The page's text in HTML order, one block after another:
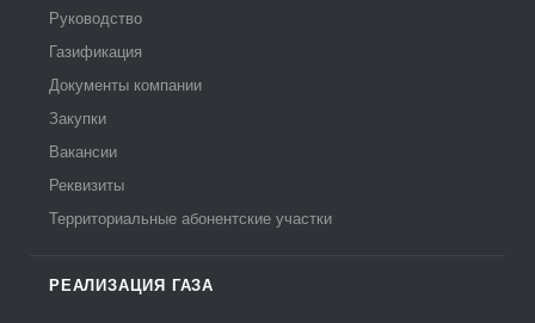
Руководство
Газификация
Документы компании
Закупки
Вакансии
Реквизиты
Территориальные абонентские участки
РЕАЛИЗАЦИЯ ГАЗА